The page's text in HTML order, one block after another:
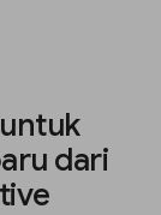
dari